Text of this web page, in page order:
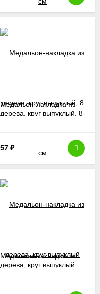
Медальон-накладка из
дерева, круг выпуклый, 8
57 ₽
Медальон-накладка из
дерева, круг выпуклый